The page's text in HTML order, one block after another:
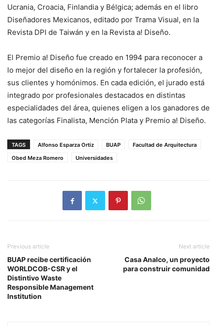
Ucrania, Croacia, Finlandia y Bélgica; además en el libro
Diseñadores Mexicanos, editado por Trama Visual, en la
Revista DPI de Taiwán y en la Revista a! Diseño.
El Premio a! Diseño fue creado en 1994 para reconocer a
lo mejor del diseño en la región y fortalecer la profesión,
sus clientes y homónimos. En cada edición, el jurado está
integrado por profesionales destacados en distintas
especialidades del área, quienes eligen a los ganadores de
las categorías Finalista, Mención Plata y Premio a! Diseño.
TAGS Alfonso Esparza Ortiz BUAP
Facultad de Arquitectura
Obed Meza Romero
Universidades
Previous article
BUAP recibe certificación
WORLDCOB-CSR y el
Distintivo Waste
Responsible Management
Institution
Next article
Casa Analco, un proyecto
para construir comunidad